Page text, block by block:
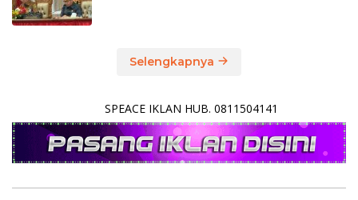
Selengkapnya
SPEACE IKLAN HUB. 0811504141